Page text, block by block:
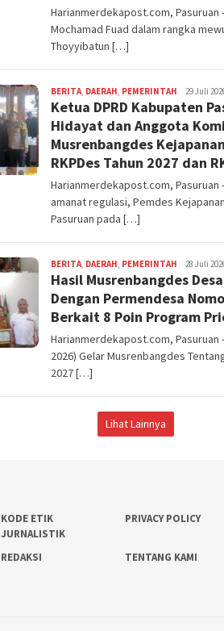
Harianmerdekapost.com, Pasuruan
Mochamad Fuad dalam rangka
Thoyyibatun […]
BERITA, DAERAH, PEMERINTAH Editor
Pasuruan
29 Juli
Ketua DPRD Kabupaten
Hidayat dan Anggota
Musrenbangdes
RKPDes Tahun 2027 dan
Harianmerdekapost.com, Pasuruan
amanat regulasi, Pemdes
Pasuruan pada […]
BERITA, DAERAH, PEMERINTAH Editor
Pasuruan
28 Juli
Hasil Musrenbangdes
Dengan Permendesa
Berkait 8 Poin Program
Harianmerdekapost.com, Pasuruan
2026) Gelar Musrenbangdes
2027 […]
Lihat Lainnya
KODE ETIK
JURNALISTIK
PRIVACY POLICY
REDAKSI
TENTANG KAMI